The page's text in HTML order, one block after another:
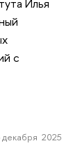
с
декабря 2025